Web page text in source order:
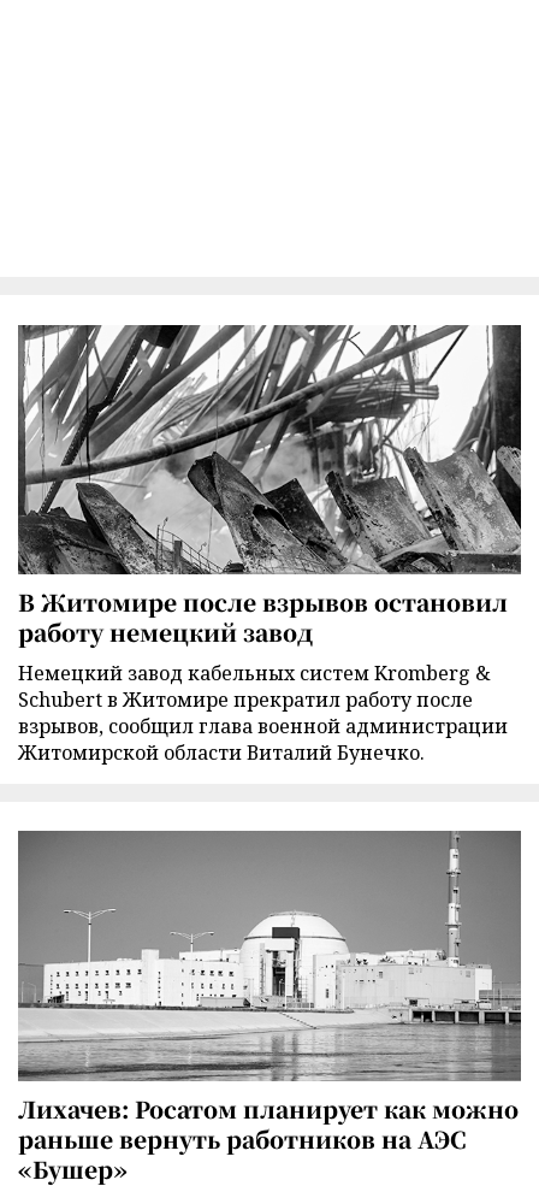
В Житомире после взрывов остановил
работу немецкий завод
Немецкий завод кабельных систем Kromberg &
Schubert в Житомире прекратил работу после
взрывов, сообщил глава военной администрации
Житомирской области Виталий Бунечко.
Лихачев: Росатом планирует как можно
раньше вернуть работников на АЭС
«Бушер»